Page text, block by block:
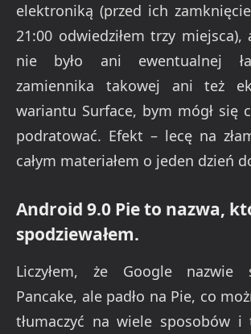
elektroniką (przed ich
21:00 odwiedziłem trzy miejsca),
nie było ani ewentualnej
zamiennika takowej ani też
wariantu Surface, bym mógł się
podratować. Efekt – lecę na
całym materiałem o jeden dzień
Android 9.0 Pie to nazwa,
spodziewałem.
Liczyłem, że Google nazwie
Pancake, ale padło na Pie, co
tłumaczyć na wiele sposobów i